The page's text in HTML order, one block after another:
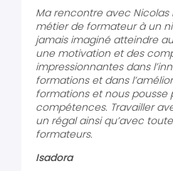
Ma rencontre avec Nicolas
métier de formateur à un
jamais imaginé atteindre
une motivation et des
impressionnantes dans
formations et dans
formations et nous pousse
compétences. Travailler
un régal ainsi qu’avec
formateurs.
Isadora